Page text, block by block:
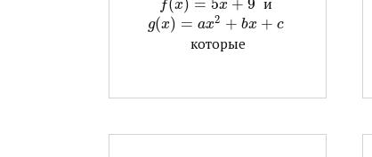
f(x) = 5x + 9
g(x) = ax2 + bx + c​
которые